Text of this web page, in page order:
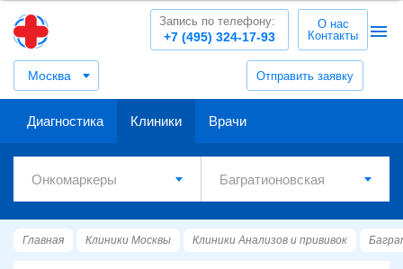
Москва Отправить заявку
+7 (495) 324-17-93
Запись по телефону:
О нас
Контакты
Диагностика Клиники Врачи
Главная Клиники Москвы Клиники Анализов и прививок